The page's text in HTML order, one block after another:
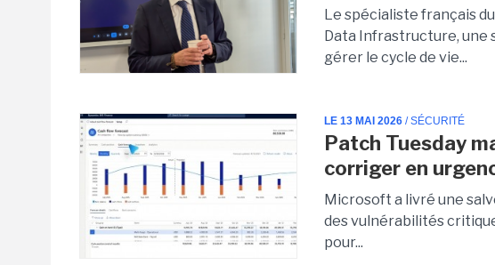
Le spécialiste français
Data Infrastructure, une
gérer le cycle de vie...
LE 13 MAI 2026 / SÉCURITÉ
Patch Tuesday
corriger en
Microsoft a livré une
des vulnérabilités
pour...